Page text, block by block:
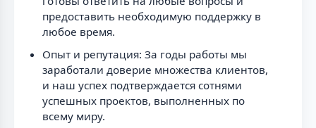
предоставить необходимую поддержку в
любое время.
Опыт и репутация: За годы работы мы
заработали доверие множества клиентов,
и наш успех подтверждается сотнями
успешных проектов, выполненных по
всему миру.